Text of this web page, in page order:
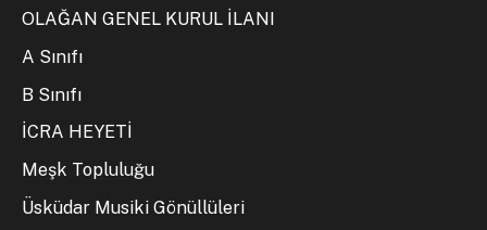
OLAĞAN GENEL KURUL İLANI
A Sınıfı
B Sınıfı
İCRA HEYETİ
Meşk Topluluğu
Üsküdar Musiki Gönüllüleri